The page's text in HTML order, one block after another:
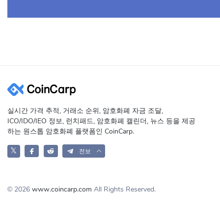
실시간 가격 추적, 거래소 순위, 암호화폐 자금 조달,
ICO/IDO/IEO 정보, 런치패드, 암호화폐 캘린더, 뉴스 등을 제공
하는 원스톱 암호화폐 플랫폼인 CoinCarp.
𝕏 전보
© 2026 www.coincarp.com All Rights Reserved.